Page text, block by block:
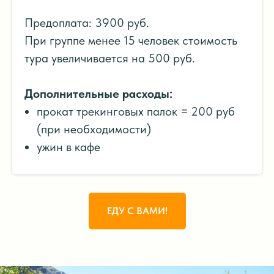
Предоплата: 3900 руб.
При группе менее 15 человек стоимость
тура увеличивается на 500 руб.
Дополнительные расходы:
прокат трекинговых палок = 200 руб
(при необходимости)
ужин в кафе
ЕДУ С ВАМИ!